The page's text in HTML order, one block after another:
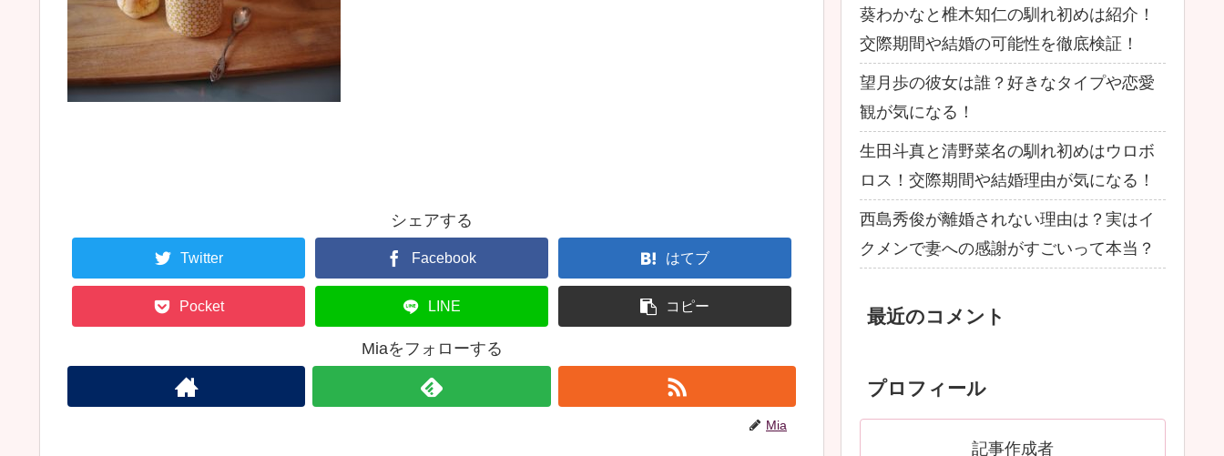
シェアする
Twitter Facebook はてブ
Pocket LINE コピー
Miaをフォローする
Mia
葵わかなと椎木知仁の馴れ初めは紹介！
交際期間や結婚の可能性を徹底検証！
望月歩の彼女は誰？好きなタイプや恋愛
観が気になる！
生田斗真と清野菜名の馴れ初めはウロボ
ロス！交際期間や結婚理由が気になる！
西島秀俊が離婚されない理由は？実はイ
クメンで妻への感謝がすごいって本当？
最近のコメント
プロフィール
記事作成者